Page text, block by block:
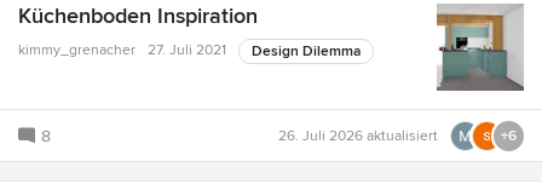
Küchenboden Inspiration
kimmy_grenacher 27. Juli 2021 Design Dilemma
8 26. Juli 2026 aktualisiert +6